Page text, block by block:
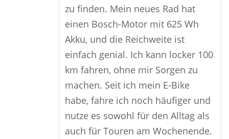
zu finden. Mein neues Rad hat
einen Bosch-Motor mit 625 Wh
Akku, und die Reichweite ist
einfach genial. Ich kann locker 100
km fahren, ohne mir Sorgen zu
machen. Seit ich mein E-Bike
habe, fahre ich noch häufiger und
nutze es sowohl für den Alltag als
auch für Touren am Wochenende.